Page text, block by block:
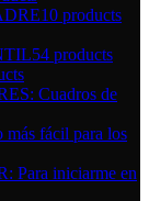
10 products
54 products
Cuadros de
fácil para los
Para iniciarme en